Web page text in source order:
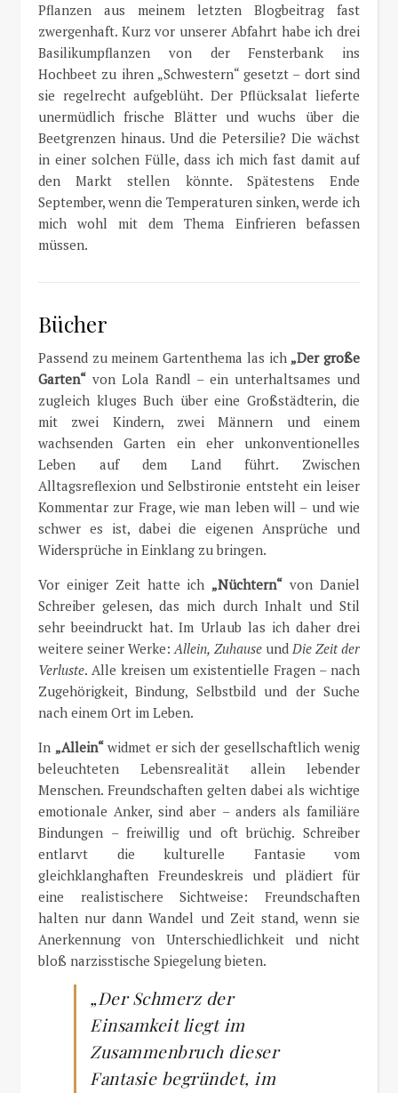
Pflanzen aus meinem letzten Blogbeitrag fast
zwergenhaft. Kurz vor unserer Abfahrt habe ich drei
Basilikumpflanzen von der Fensterbank ins
Hochbeet zu ihren „Schwestern“ gesetzt – dort sind
sie regelrecht aufgeblüht. Der Pflücksalat lieferte
unermüdlich frische Blätter und wuchs über die
Beetgrenzen hinaus. Und die Petersilie? Die wächst
in einer solchen Fülle, dass ich mich fast damit auf
den Markt stellen könnte. Spätestens Ende
September, wenn die Temperaturen sinken, werde ich
mich wohl mit dem Thema Einfrieren befassen
müssen.
Bücher
Passend zu meinem Gartenthema las ich „Der große
Garten“ von Lola Randl – ein unterhaltsames und
zugleich kluges Buch über eine Großstädterin, die
mit zwei Kindern, zwei Männern und einem
wachsenden Garten ein eher unkonventionelles
Leben auf dem Land führt. Zwischen
Alltagsreflexion und Selbstironie entsteht ein leiser
Kommentar zur Frage, wie man leben will – und wie
schwer es ist, dabei die eigenen Ansprüche und
Widersprüche in Einklang zu bringen.
Vor einiger Zeit hatte ich „Nüchtern“ von Daniel
Schreiber gelesen, das mich durch Inhalt und Stil
sehr beeindruckt hat. Im Urlaub las ich daher drei
weitere seiner Werke:Allein, Zuhause und Die Zeit der
Verluste. Alle kreisen um existentielle Fragen – nach
Zugehörigkeit, Bindung, Selbstbild und der Suche
nach einem Ort im Leben.
In „Allein“ widmet er sich der gesellschaftlich wenig
beleuchteten Lebensrealität allein lebender
Menschen. Freundschaften gelten dabei als wichtige
emotionale Anker, sind aber – anders als familiäre
Bindungen – freiwillig und oft brüchig. Schreiber
entlarvt die kulturelle Fantasie vom
gleichklanghaften Freundeskreis und plädiert für
eine realistischere Sichtweise: Freundschaften
halten nur dann Wandel und Zeit stand, wenn sie
Anerkennung von Unterschiedlichkeit und nicht
bloß narzisstische Spiegelung bieten.
„Der Schmerz der
Einsamkeit liegt im
Zusammenbruch dieser
Fantasie begründet, im